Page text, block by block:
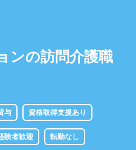
ンの訪問介護職
与 資格取得支援あり
験者歓迎 転勤なし